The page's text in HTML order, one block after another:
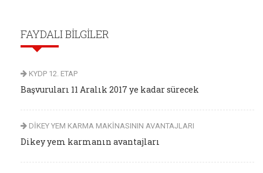
FAYDALI BİLGİLER
KYDP 12. ETAP
Başvuruları 11 Aralık 2017 ye kadar sürecek
DİKEY YEM KARMA MAKİNASININ AVANTAJLARI
Dikey yem karmanın avantajları